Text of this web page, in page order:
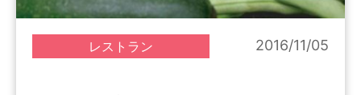
レストラン 2016/11/05